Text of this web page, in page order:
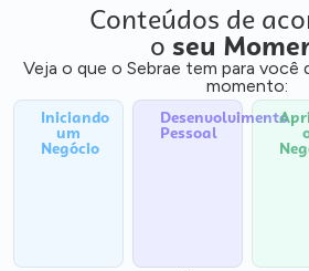
Conteúdos de
o seu
Veja o que o Sebrae tem para você
momento:
Iniciando
um
Negócio
Desenvolvimento
Pessoal